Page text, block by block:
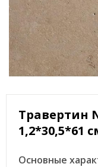
Травертин
1,2*30,5*61
Основные